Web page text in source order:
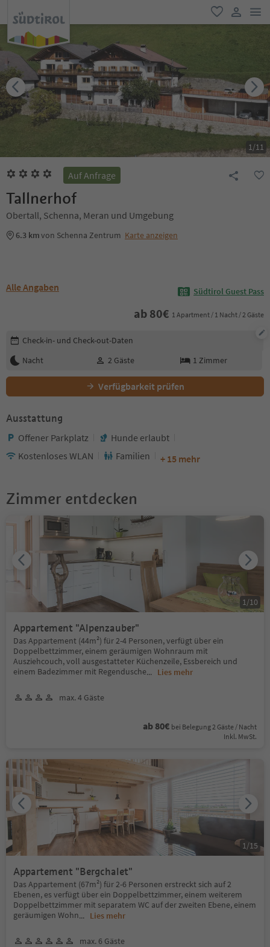
favorit
user link
1/11
Auf Anfrage
Tallnerhof
Obertall, Schenna, Meran und Umgebung
6.3 kmvon Schenna Zentrum Karte anzeigen
Alle Angaben Südtirol Guest Pass
ab 80€ 1 Apartment / 1 Nacht / 2 Gäste
Buchungsdetails bearbeiten
Check-in- und Check-out-Daten
Nacht
2 Gäste 1 Zimmer
Verfügbarkeit prüfen
Ausstattung
Offener Parkplatz
Hunde erlaubt
Kostenloses WLAN
Familien + 15 mehr
Zimmer entdecken
Appartement "Alpenzauber"
Das Appartement (44m²) für 2-4 Personen, verfügt über ein
Doppelbettzimmer, einem geräumigen Wohnraum mit
Ausziehcouch, voll ausgestatteter Küchenzeile, Essbereich und
einem Badezimmer mit Regendusche... Lies mehr
max. 4 Gäste
ab 80€ bei Belegung 2 Gäste / Nacht
Inkl. MwSt.
1 /10
Appartement "Bergchalet"
Das Appartement (67m²) für 2-6 Personen erstreckt sich auf 2
Ebenen, es verfügt über ein Doppelbettzimmer, einem weiterem
Doppelbettzimmer mit separatem WC auf der zweiten Ebene, einem
geräumigen Wohn... Lies mehr
max. 6 Gäste
1 /15